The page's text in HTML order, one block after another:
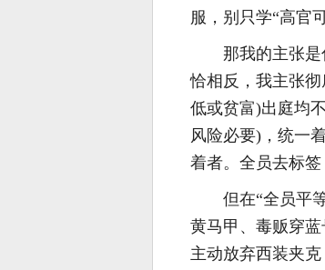
服，别只学“高官
那我的主张
恰相反，我主张
低或贫富)出庭均
风险必要)，统一
着者。全员去标签
但在“全员平
黄马甲、毒贩穿
主动放弃西装夹